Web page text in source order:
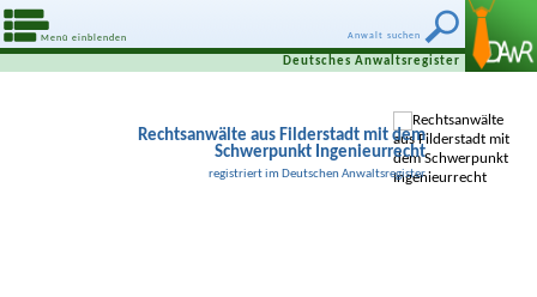
Anwalt suchen
Menü einblenden
Deutsches Anwaltsregister
Rechtsanwälte aus Filderstadt mit dem
Schwerpunkt Ingenieurrecht
registriert im Deutschen Anwaltsregister